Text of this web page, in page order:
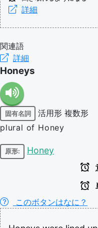
詳細
関連語
詳細
Honeys
固有名詞 活用形 複数形
plural of Honey
原形: Honey
このボタンはなに？